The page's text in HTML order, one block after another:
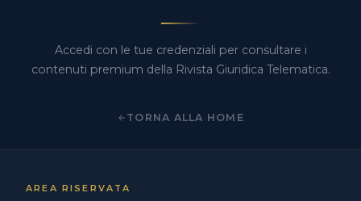
Accedi con le tue credenziali per consultare i
contenuti premium della Rivista Giuridica Telematica.
TORNA ALLA HOME
AREA RISERVATA